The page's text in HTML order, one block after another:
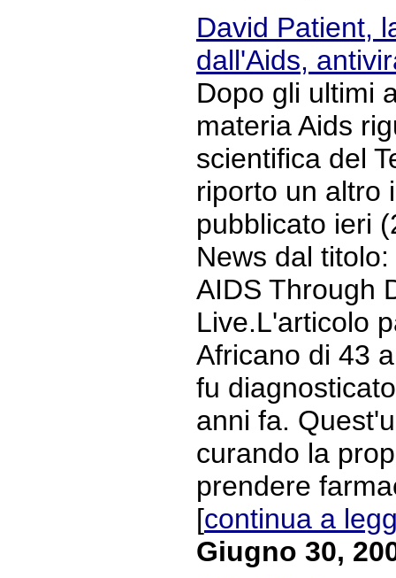
David Patient,
dall'Aids,
Dopo gli ultimi
materia Aids
scientifica del
riporto un altro
pubblicato ieri
News dal
AIDS Through
Live.L'articolo
Africano di 43
fu
anni fa.
curando la
prendere
[continua a
Giugno 30,